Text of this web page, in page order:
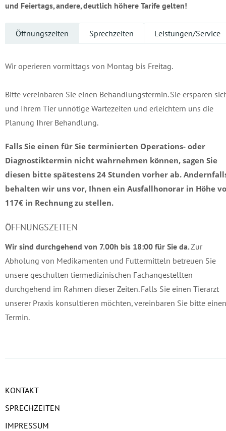
und Feiertags, andere, deutlich höhere Tarife gelten!
Öffnungszeiten Sprechzeiten Leistungen/Service
Wir operieren vormittags von Montag bis Freitag.
Bitte vereinbaren Sie einen Behandlungstermin. Sie ersparen
und Ihrem Tier unnötige Wartezeiten und erleichtern uns die
Planung Ihrer Behandlung.
Falls Sie einen für Sie terminierten Operations- oder
Diagnostiktermin nicht wahrnehmen können, sagen Sie
diesen bitte spätestens 24 Stunden vorher ab.
behalten wir uns vor, Ihnen ein Ausfallhonorar in Höhe
117€ in Rechnung zu stellen.
ÖFFNUNGSZEITEN
Wir sind durchgehend von 7.00h bis 18:00 für Sie da.Zur
Abholung von Medikamenten und Futtermitteln betreuen Sie
unsere geschulten tiermedizinischen Fachangestellten
durchgehend im Rahmen dieser Zeiten. Falls Sie einen Tierarzt
unserer Praxis konsultieren möchten, vereinbaren Sie bitte einen
Termin.
KONTAKT
SPRECHZEITEN
IMPRESSUM